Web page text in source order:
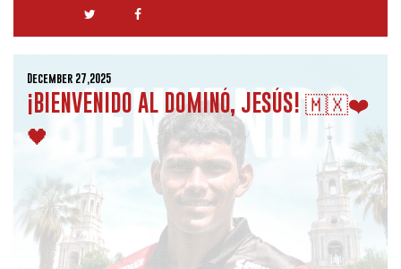
December 27,2025
¡BIENVENIDO AL DOMINÓ, JESÚS! 🇲🇽❤️
🖤